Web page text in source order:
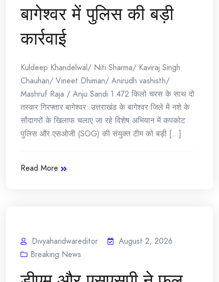
बागेश्वर में पुलिस की बड़ी
कार्रवाई
Kuldeep Khandelwal/ Niti Sharma/ Kaviraj Singh
Chauhan/ Vineet Dhiman/ Anirudh vashisth/
Mashruf Raja / Anju Sandi 1.472 किलो चरस के साथ दो
तस्कर गिरफ्तार बागेश्वर: उत्तराखंड के बागेश्वर जिले में नशे के
सौदागरों के खिलाफ चलाए जा रहे विशेष अभियान में कपकोट
पुलिस और एसओजी (SOG) की संयुक्त टीम को बड़ी [...]
Read More
Divyaharidwareditor
August 2, 2026
Breaking News